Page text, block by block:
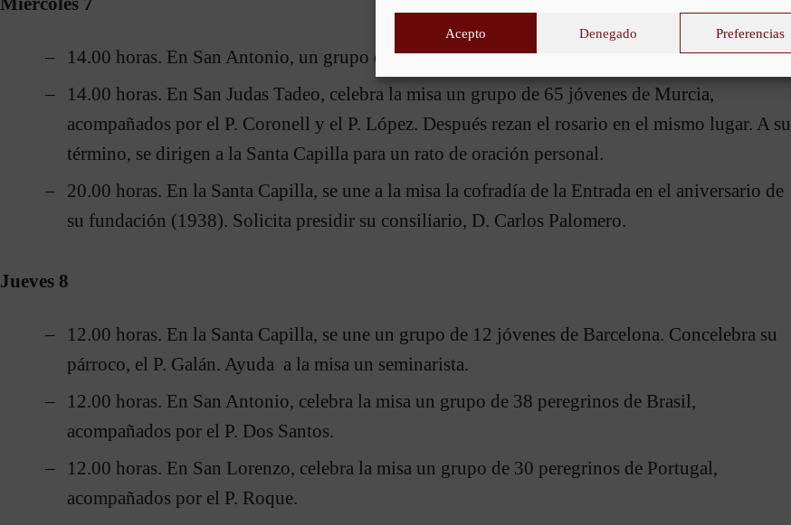
Acepto Denegado Preferencias
14.00 horas. En San Antonio, un grupo de 32 peregrinos de Valencia tiene un rato de oración.
14.00 horas. En San Judas Tadeo, celebra la misa un grupo de 65 jóvenes de Murcia,
acompañados por el P. Coronell y el P. López. Después rezan el rosario en el mismo lugar. A su
término, se dirigen a la Santa Capilla para un rato de oración personal.
20.00 horas. En la Santa Capilla, se une a la misa la cofradía de la Entrada en el aniversario de
su fundación (1938). Solicita presidir su consiliario, D. Carlos Palomero.
Jueves 8
12.00 horas. En la Santa Capilla, se une un grupo de 12 jóvenes de Barcelona. Concelebra su
párroco, el P. Galán. Ayuda a la misa un seminarista.
12.00 horas. En San Antonio, celebra la misa un grupo de 38 peregrinos de Brasil,
acompañados por el P. Dos Santos.
12.00 horas. En San Lorenzo, celebra la misa un grupo de 30 peregrinos de Portugal,
acompañados por el P. Roque.